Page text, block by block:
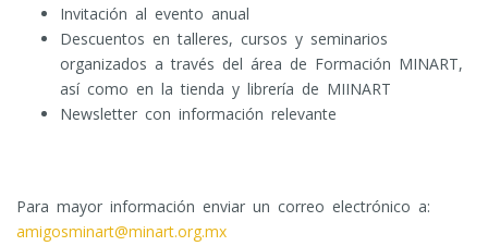
Invitación al evento anual
Descuentos en talleres, cursos y seminarios
organizados a través del área de Formación MINART,
así como en la tienda y librería de MIINART
Newsletter con información relevante
Para mayor información enviar un correo electrónico a:
amigosminart@minart.org.mx